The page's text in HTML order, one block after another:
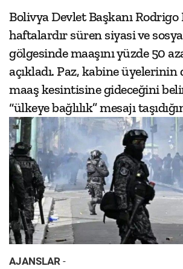
Bolivya Devlet Başkanı Rodrigo
haftalardır süren siyasi ve
gölgesinde maaşını yüzde 50
açıkladı. Paz, kabine üyelerinin
maaş kesintisine gideceğini
“ülkeye bağlılık” mesajı
AJANSLAR -